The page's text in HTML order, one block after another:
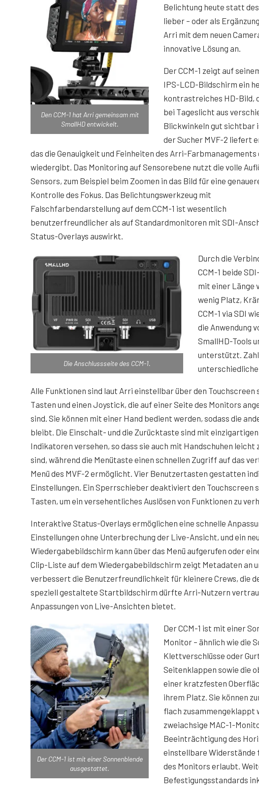
Den CCM-1 hat Arri gemeinsam mit
SmallHD entwickelt.
Belichtung heute statt
lieber – oder als
Arri mit dem neuen
innovative Lösung an.
Der CCM-1 zeigt auf
IPS-LCD-Bildschirm ein
kontrastreiches HD-Bild,
bei Tageslicht aus
Blickwinkeln gut sichtbar
der Sucher MVF-2 liefert
das die Genauigkeit und Feinheiten des Arri-Farbmanagements
wiedergibt. Das Monitoring auf Sensorebene nutzt die volle
Sensors, zum Beispiel beim Zoomen in das Bild für eine
Kontrolle des Fokus. Das Belichtungswerkzeug mit
Falschfarbendarstellung auf dem CCM-1 ist wesentlich
benutzerfreundlicher als auf Standardmonitoren mit SDI-
Status-Overlays auswirkt.
Die Anschlussseite des CCM-1.
Durch die
CCM-1 beide
mit einer Länge
wenig Platz,
CCM-1 via SDI
die Anwendung
SmallHD-Tools
unterstützt.
Alle Funktionen sind laut Arri einstellbar über den Touchscreen
Tasten und einen Joystick, die auf einer Seite des Monitors
sind. Sie können mit einer Hand bedient werden, sodass die
bleibt. Die Einschalt- und die Zurücktaste sind mit
Indikatoren versehen, so dass sie auch mit Handschuhen leicht
sind, während die Menütaste einen schnellen Zugriff auf das
Menü des MVF-2 ermöglicht. Vier Benutzertasten gestatten
Einstellungen. Ein Sperrschieber deaktiviert den Touchscreen
Tasten, um ein versehentliches Auslösen von Funktionen zu
Interaktive Status-Overlays ermöglichen eine schnelle
Einstellungen ohne Unterbrechung der Live-Ansicht, und ein
Wiedergabebildschirm kann über das Menü aufgerufen oder
Clip-Liste auf dem Wiedergabebildschirm zeigt Metadaten an
verbessert die Benutzerfreundlichkeit für kleinere Crews, die
speziell gestaltete Startbildschirm dürfte Arri-Nutzern vertraut
Anpassungen von Live-Ansichten bietet.
Der CCM-1 ist mit einer Sonnenblende
ausgestattet.
Der CCM-1 ist mit einer
Monitor – ähnlich wie die
Klettverschlüsse oder
Seitenklappen sowie die
einer kratzfesten
ihrem Platz. Sie können
flach zusammengeklappt
zweiachsige MAC-1-
Beeinträchtigung des
einstellbare Widerstände
des Monitors erlaubt.
Befestigungsstandards